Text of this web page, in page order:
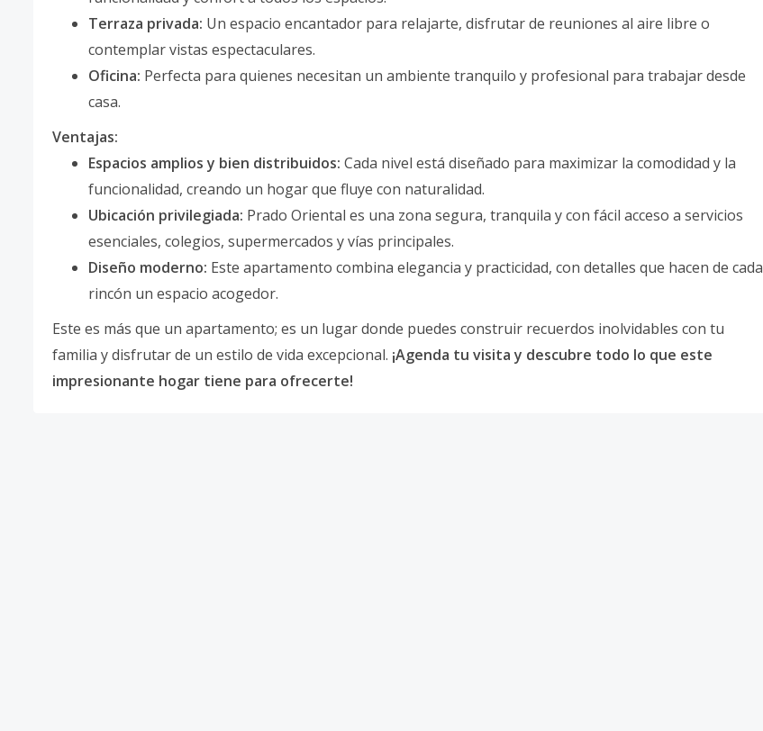
Terraza privada: Un espacio encantador para relajarte, disfrutar de reuniones al aire libre o
contemplar vistas espectaculares.
Oficina: Perfecta para quienes necesitan un ambiente tranquilo y profesional para trabajar desde
casa.
Ventajas:
Espacios amplios y bien distribuidos: Cada nivel está diseñado para maximizar la comodidad y la
funcionalidad, creando un hogar que fluye con naturalidad.
Ubicación privilegiada: Prado Oriental es una zona segura, tranquila y con fácil acceso a servicios
esenciales, colegios, supermercados y vías principales.
Diseño moderno: Este apartamento combina elegancia y practicidad, con detalles que hacen de cada
rincón un espacio acogedor.
Este es más que un apartamento; es un lugar donde puedes construir recuerdos inolvidables con tu
familia y disfrutar de un estilo de vida excepcional. ¡Agenda tu visita y descubre todo lo que este
impresionante hogar tiene para ofrecerte!